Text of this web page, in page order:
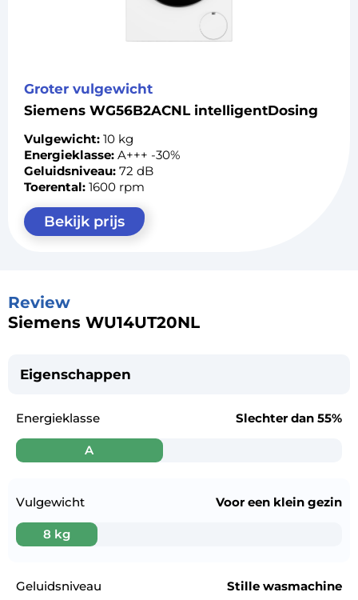
Groter vulgewicht
Siemens WG56B2ACNL intelligentDosing
Vulgewicht: 10 kg
Energieklasse: A+++ -30%
Geluidsniveau: 72 dB
Toerental: 1600 rpm
Bekijk prijs
Review
Siemens WU14UT20NL
Eigenschappen
Energieklasse
A
Slechter dan 55%
Vulgewicht
8 kg
Voor een klein gezin
Geluidsniveau
Stille wasmachine